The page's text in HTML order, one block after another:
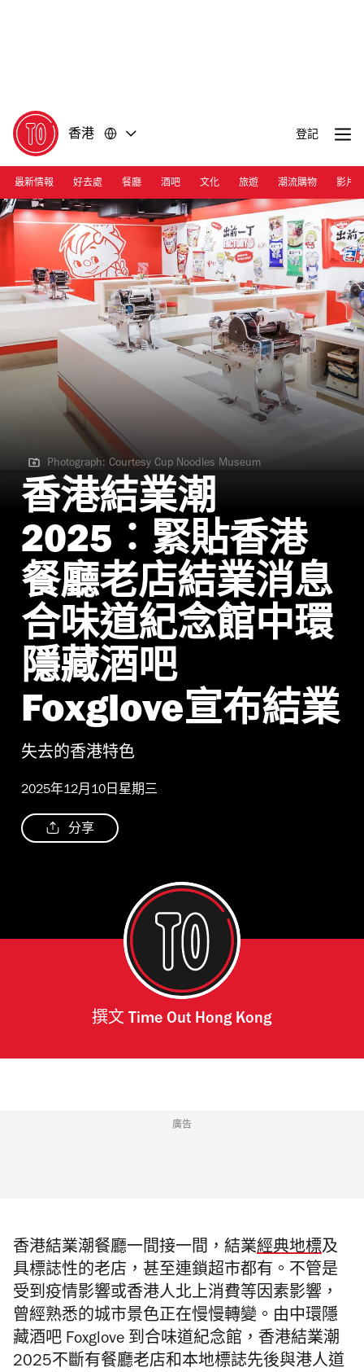
香港 登記
最新情報 好去處 餐廳 酒吧 文化 旅遊 潮流購物 影片
Photograph: Courtesy Cup Noodles Museum
Photograph: Courtesy Cup Noodles Museum
香港結業潮
2025：緊貼香港
餐廳老店結業消息
合味道紀念館中環
隱藏酒吧
Foxglove宣布結業
失去的香港特色
2025年12月10日星期三
分享
撰文 Time Out Hong Kong
廣告
香港結業潮餐廳一間接一間，結業經典地標及
具標誌性的老店，甚至連鎖超市都有。不管是
受到疫情影響或香港人北上消費等因素影響 ，
曾經熟悉的城市景色正在慢慢轉變 。由中環隱
藏酒吧 Foxglove 到合味道紀念館， 香港結業潮
2025不斷有餐廳老店和本地標誌先後與港人道